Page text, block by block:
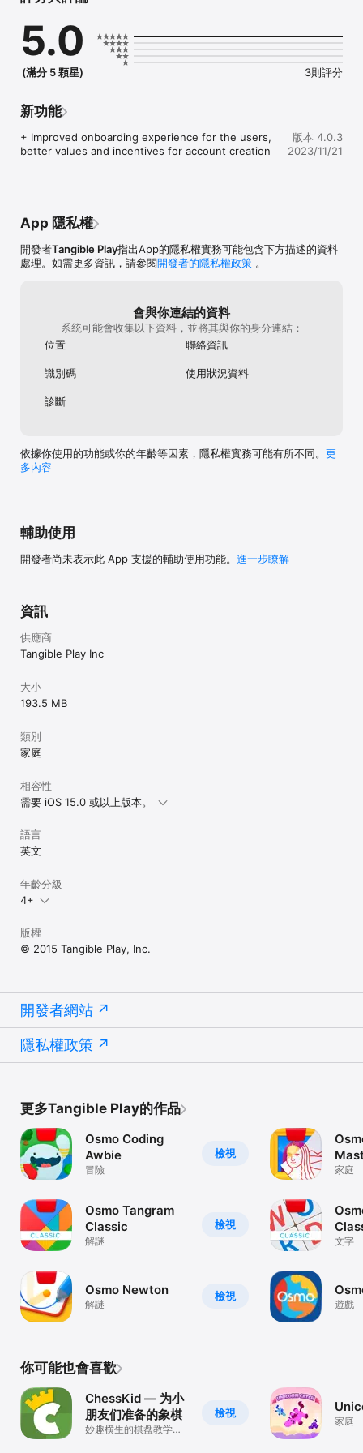
"Osmo Numbers takes the fear out of figures."
- Forbes
"…revamp the unimaginative worksheets educators use to
- TechCrunch
When kids understand there are many ways to solve a
problem, math becomes creative & fun. By having no wrong
Frankenfish!
*Requires the Osmo Base and Numbers tiles, found at
www.playosmo.com
About Osmo
learning experience that promotes creativity, problem-solving
intelligent technology.
5.0
(滿分 5 顆星) 3則評分
新功能
+ Improved onboarding experience for the users,
better values and incentives for account creation
版本 4.0.3
2023/11/21
App 隱私權
開發者Tangible Play指出App的隱私權實務可能包含下方描述的資料
處理。如需更多資訊，請參閱開發者的隱私權政策 。
會與你連結的資料
系統可能會收集以下資料，並將其與你的身分連結：
位置
聯絡資訊
識別碼 使用狀況資料
診斷
依據你使用的功能或你的年齡等因素，隱私權實務可能有所不同。 更
多內容
輔助使用
開發者尚未表示此 App 支援的輔助使用功能。 進一步瞭解
資訊
供應商
Tangible Play Inc
大小
193.5 MB
類別
家庭
相容性
需要 iOS 15.0 或以上版本。
語言
英文
年齡分級
4+
版權
© 2015 Tangible Play, Inc.
開發者網站
隱私權政策
更多Tangible Play的作品
檢視
Osmo Coding
Awbie
冒險
檢視
Osmo Tangram
Classic
解謎
檢視
Osmo Newton
解謎
家庭
文字
遊戲
你可能也會喜歡
檢視
ChessKid — 为小
朋友们准备的象棋
妙趣横生的棋盘教学游
家庭